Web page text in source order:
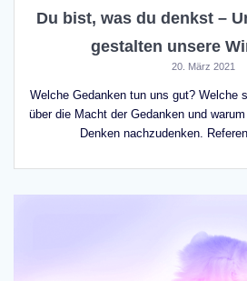
Du bist, was du denkst –
gestalten unsere
20. März 2021
Welche Gedanken tun uns gut? Welche
über die Macht der Gedanken und
Denken nachzudenken.